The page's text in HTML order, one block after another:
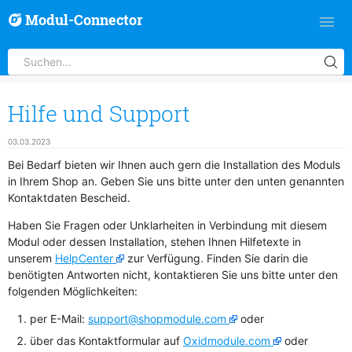
Modul-Connector
Hilfe und Support
03.03.2023
Bei Bedarf bieten wir Ihnen auch gern die Installation des Moduls
in Ihrem Shop an. Geben Sie uns bitte unter den unten genannten
Kontaktdaten Bescheid.
Haben Sie Fragen oder Unklarheiten in Verbindung mit diesem
Modul oder dessen Installation, stehen Ihnen Hilfetexte in
unserem HelpCenter
zur Verfügung. Finden Sie darin die
benötigten Antworten nicht, kontaktieren Sie uns bitte unter den
folgenden Möglichkeiten:
per E-Mail: support@shopmodule.com
oder
über das Kontaktformular auf Oxidmodule.com oder